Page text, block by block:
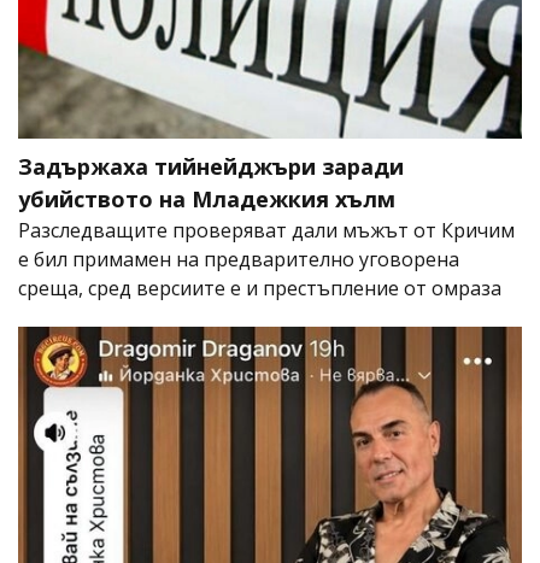
Задържаха тийнейджъри заради
убийството на Младежкия хълм
Разследващите проверяват дали мъжът от Кричим
е бил примамен на предварително уговорена
среща, сред версиите е и престъпление от омраза